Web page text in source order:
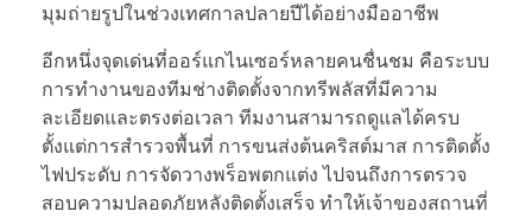
มุมถ่ายรูปในช่วงเทศกาลปลายปีได้อย่างมืออาชีพ
อีกหนึ่งจุดเด่นที่ออร์แกไนเซอร์หลายคนชื่นชม คือระบบ
การทำงานของทีมช่างติดตั้งจากทรีพลัสที่มีความ
ละเอียดและตรงต่อเวลา ทีมงานสามารถดูแลได้ครบ
ตั้งแต่การสำรวจพื้นที่ การขนส่งต้นคริสต์มาส การติดตั้ง
ไฟประดับ การจัดวางพร็อพตกแต่ง ไปจนถึงการตรวจ
สอบความปลอดภัยหลังติดตั้งเสร็จ ทำให้เจ้าของสถานที่